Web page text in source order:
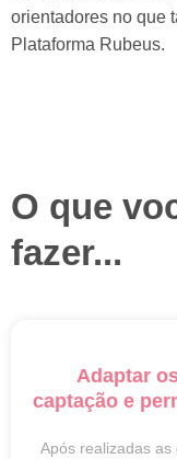
orientadores no que
Plataforma Rubeus.
O que
fazer...
Adaptar
captação e
Após realizadas